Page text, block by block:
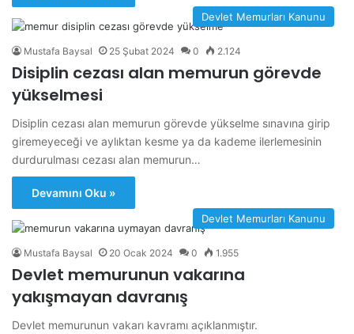
Devlet Memurları Kanunu
Mustafa Baysal 25 Şubat 2024 0 2.124
Disiplin cezası alan memurun görevde
yükselmesi
Disiplin cezası alan memurun görevde yükselme sınavına girip
giremeyeceği ve aylıktan kesme ya da kademe ilerlemesinin
durdurulması cezası alan memurun…
Devamını Oku »
Devlet Memurları Kanunu
Mustafa Baysal 20 Ocak 2024 0 1.955
Devlet memurunun vakarına
yakışmayan davranış
Devlet memurunun vakarı kavramı açıklanmıştır.